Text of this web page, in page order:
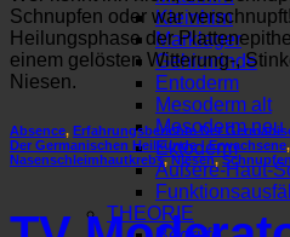
Kleinhirn
Marklager
Gehirnrinde
Entoderm
Mesoderm alt
Mesoderm neu
Ektoderm
Äußere-Haut-
THEORIE
Schnupfen oder war
Heilungsphase der
einem gelösten Witterung-,
Niesen.
Absence, Erfahrungsberichte Der
Der Germanischen Heilkunde - Erwachsene,
Nasenschleimhautkrebs,Niesen,Schnupfen